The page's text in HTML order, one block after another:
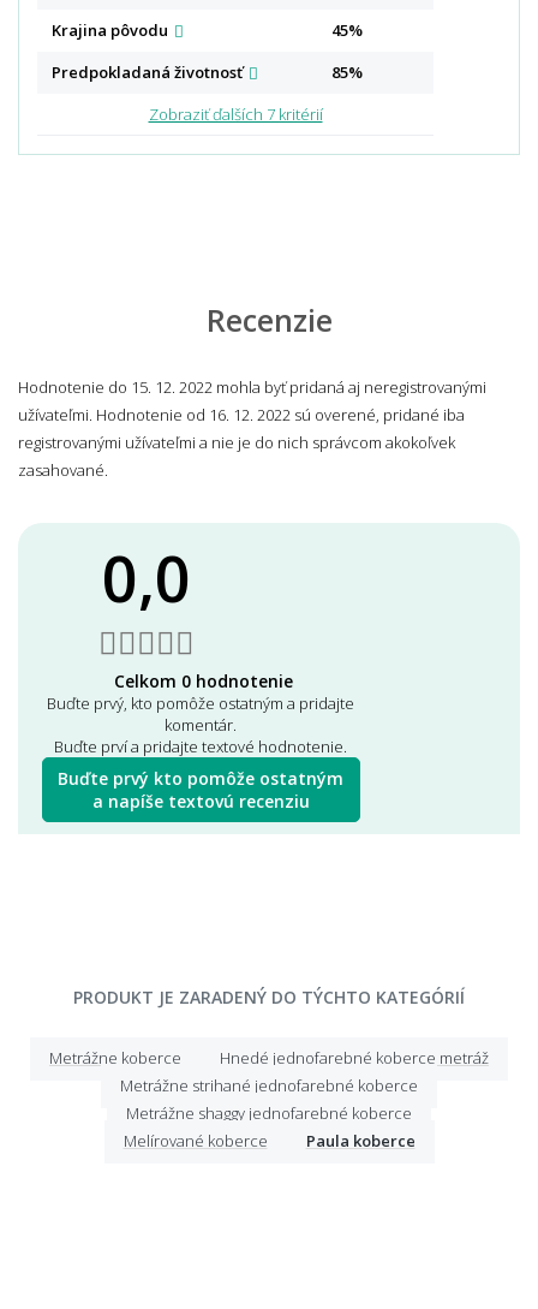
Krajina pôvodu
45%
Predpokladaná životnosť
85%
Zobraziť ďalších 7 kritérií
Recenzie
Hodnotenie do 15. 12. 2022 mohla byť pridaná aj neregistrovanými
užívateľmi. Hodnotenie od 16. 12. 2022 sú overené, pridané iba
registrovanými užívateľmi a nie je do nich správcom akokoľvek
zasahované.
0,0
Celkom 0 hodnotenie
Buďte prvý, kto pomôže ostatným a pridajte
komentár.
Buďte prví a pridajte textové hodnotenie.
Buďte prvý kto pomôže ostatným
a napíše textovú recenziu
PRODUKT JE ZARADENÝ DO TÝCHTO KATEGÓRIÍ
Metrážne koberce
Hnedé jednofarebné koberce metráž
Metrážne strihané jednofarebné koberce
Metrážne shaggy jednofarebné koberce
Melírované koberce
Paula koberce